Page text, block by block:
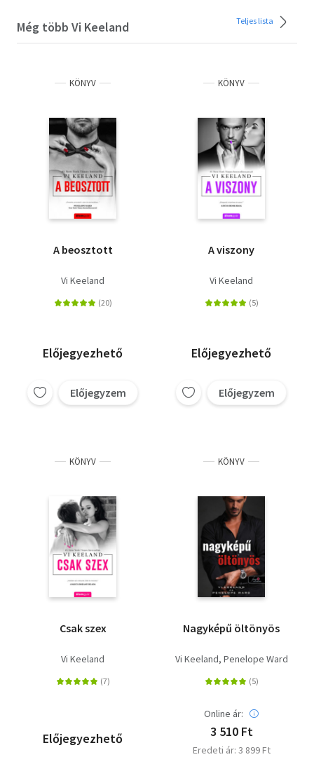
Még több Vi Keeland Teljes lista
KÖNYV
A beosztott
Vi Keeland
Előjegyezhető
Előjegyzem
KÖNYV
A viszony
Vi Keeland
Előjegyezhető
Előjegyzem
KÖNYV
Csak szex
Vi Keeland
Előjegyezhető
KÖNYV
Nagyképű öltönyös
Vi Keeland Penelope Ward
Online ár:
3 510 Ft
Eredeti ár: 3 899 Ft